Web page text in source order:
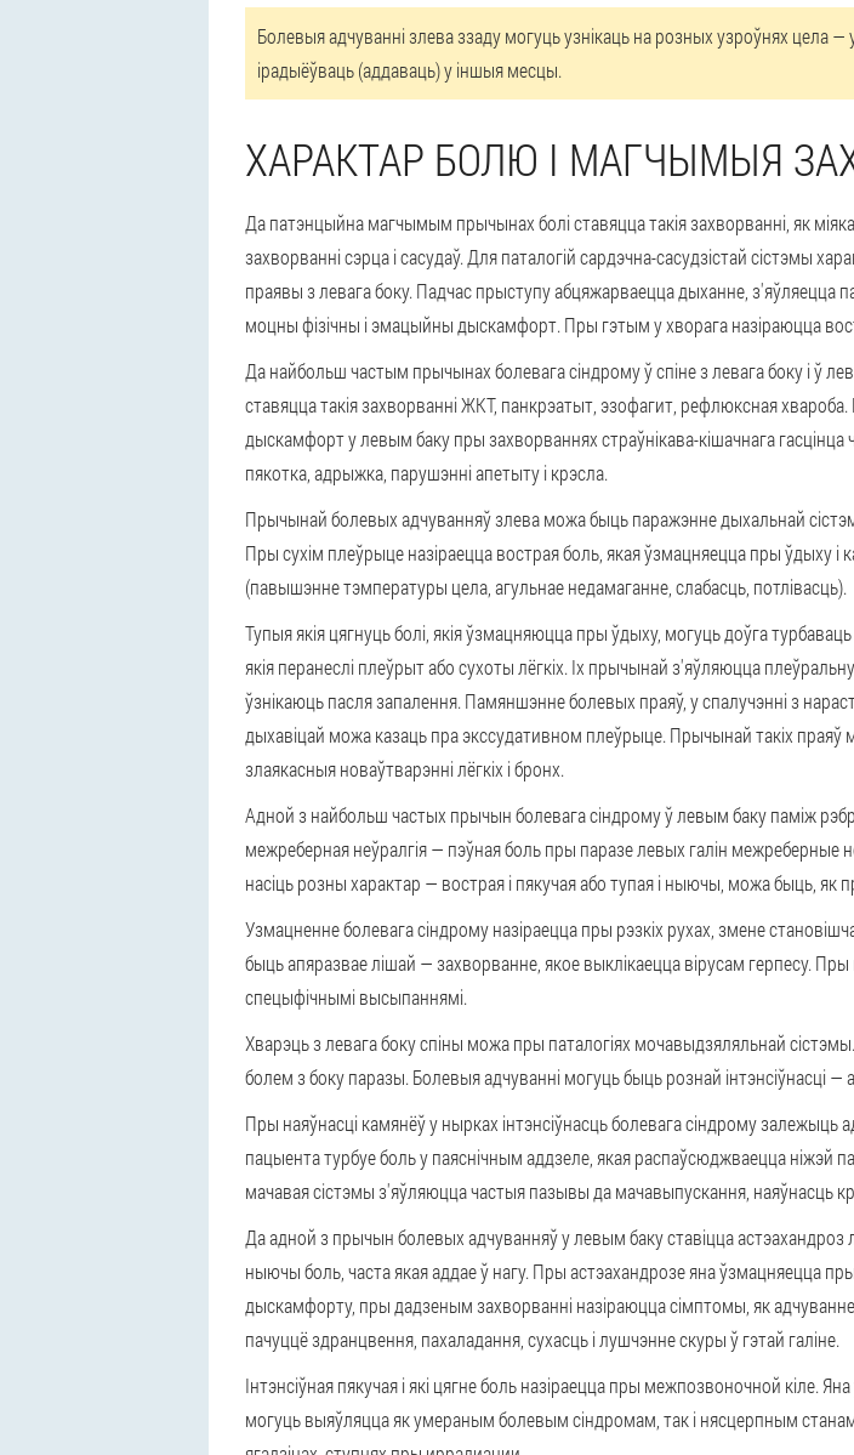
Болевыя адчуванні злева ззаду могуць узнікаць на розных узроўнях цела —
ірадыёўваць (аддаваць) у іншыя месцы.
ХАРАКТАР БОЛЮ І МАГЧЫМЫЯ
Да патэнцыйна магчымым прычынах болі ставяцца такія захворванні, як
захворванні сэрца і сасудаў. Дляпаталогій сардэчна-сасудзістай сістэмы
праявы з левага боку. Падчас прыступу абцяжарваецца дыханне, з'яўляецца
моцны фізічны і эмацыйны дыскамфорт. Пры гэтым у хворага назіраюцца
Да найбольш частым прычынах болевага сіндрому ў спіне з левага боку і ў
ставяцца такія захворванні ЖКТ, панкрэатыт, эзофагит, рефлюксная
дыскамфорт у левым баку пры захворваннях страўнікава-кішачнага
пякотка, адрыжка, парушэнні апетыту і крэсла.
Прычынай болевых адчуванняў злева можа быцьпаражэнне дыхальнай
Пры сухім плеўрыце назіраецца вострая боль, якая ўзмацняецца пры ўдыху і
(павышэнне тэмпературы цела, агульнае недамаганне, слабасць, потлівасць).
Тупыя якія цягнуць болі, якія ўзмацняюцца пры ўдыху, могуць доўга
якія перанеслі плеўрыт або сухоты лёгкіх. Іх прычынай з'яўляюцца
ўзнікаюць пасля запалення. Памяншэнне болевых праяў, у спалучэнні з
дыхавіцай можа казаць пра экссудативном плеўрыце. Прычынай такіх праяў
злаякасныя новаўтварэнні лёгкіх і бронх.
Адной з найбольш частых прычын болевага сіндрому ў левым баку паміж
межреберная неўралгія— пэўная боль пры паразе левых галін межреберные
насіць розны характар — вострая і пякучая або тупая і ныючы, можа быць, як
Узмацненне болевага сіндрому назіраецца пры рэзкіх рухах, змене
быць апяразвае лішай — захворванне, якое выклікаецца вірусам герпесу.
спецыфічнымі высыпаннямі.
Хварэць з левага боку спіны можапры паталогіях мочавыдзяляльнай сістэмы
болем з боку паразы. Болевыя адчуванні могуць быць рознай інтэнсіўнасці
Пры наяўнасці камянёў у нырках інтэнсіўнасць болевага сіндрому залежыць
пацыента турбуе боль у паяснічным аддзеле, якая распаўсюджваецца ніжэй
мачавая сістэмы з'яўляюцца частыя пазывы да мачавыпускання, наяўнасць
Да адной з прычын болевых адчуванняў у левым баку ставіццаастэахандроз
ныючы боль, часта якая аддае ў нагу. Пры астэахандрозе яна ўзмацняецца
дыскамфорту, пры дадзеным захворванні назіраюцца сімптомы, як
пачуццё здранцвення, пахаладання, сухасць і лушчэнне скуры ў гэтай галіне.
Інтэнсіўная пякучая і які цягне боль назіраеццапры межпозвоночной кіле.
могуць выяўляцца як умераным болевым сіндромам, так і нясцерпным